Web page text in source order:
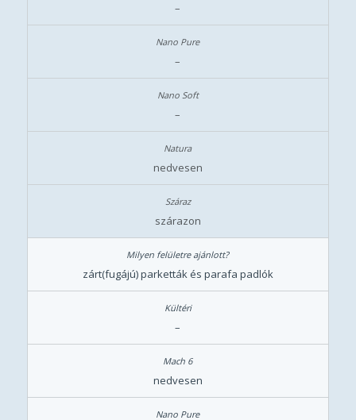
–
–
–
nedvesen
szárazon
zárt(fugájú) parketták és parafa padlók
–
nedvesen